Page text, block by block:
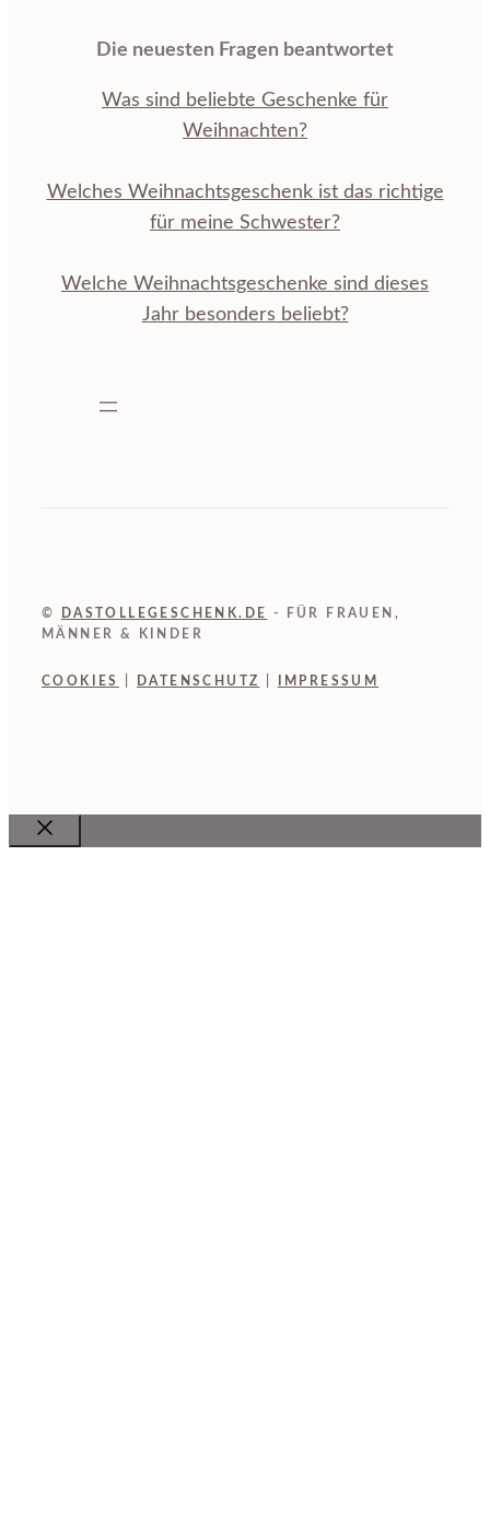
Die neuesten Fragen beantwortet
Was sind beliebte Geschenke für
Weihnachten?
Welches Weihnachtsgeschenk ist das richtige
für meine Schwester?
Welche Weihnachtsgeschenke sind dieses
Jahr besonders beliebt?
© DASTOLLEGESCHENK.DE
- FÜR FRAUEN,
MÄNNER & KINDER
COOKIES DATENSCHUTZ IMPRESSUM